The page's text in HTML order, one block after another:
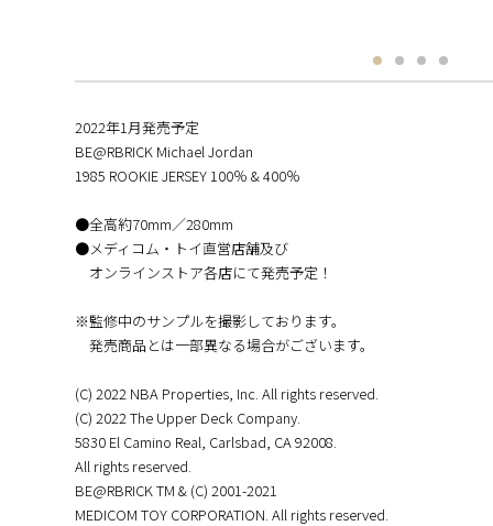
2022年1月発売予定
BE@RBRICK Michael Jordan
1985 ROOKIE JERSEY 100％ & 400％
●全高約70mm／280mm
●メディコム・トイ直営店舗及び
オンラインストア各店にて発売予定！
※監修中のサンプルを撮影しております。
発売商品とは一部異なる場合がございます。
(C) 2022 NBA Properties, Inc. All rights reserved.
(C) 2022 The Upper Deck Company.
5830 El Camino Real, Carlsbad, CA 92008.
All rights reserved.
BE@RBRICK TM & (C) 2001-2021
MEDICOM TOY CORPORATION. All rights reserved.